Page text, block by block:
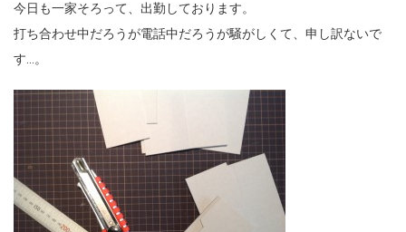
今日も一家そろって、出勤しております。
打ち合わせ中だろうが電話中だろうが騒がしくて、申し訳ないで
す…。